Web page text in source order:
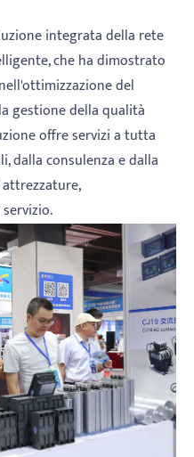
integrata della rete
che ha dimostrato
del
gestione della qualità
offre servizi a tutta
dalla consulenza e dalla